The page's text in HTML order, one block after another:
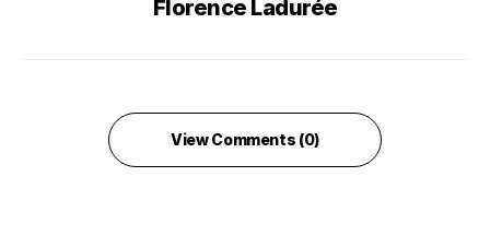
Florence Ladurée
View Comments (0)